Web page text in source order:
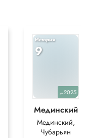
История
9
уч.2025
Мединский
Мединский,
Чубарьян